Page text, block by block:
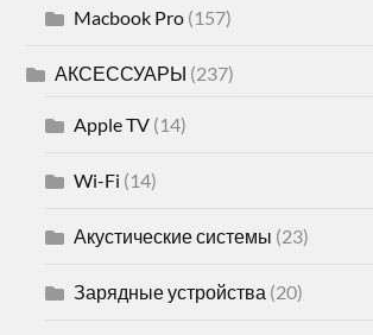
Macbook Pro (157)
АКСЕССУАРЫ (237)
Apple TV (14)
Wi-Fi (14)
Акустические системы (23)
Зарядные устройства (20)